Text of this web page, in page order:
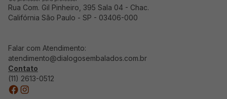
Rua Com. Gil Pinheiro, 395 Sala 04 - Chac.
Califórnia São Paulo - SP - 03406-000
Falar com Atendimento:
atendimento@dialogosembalados.com.br
Contato
(11) 2613-0512